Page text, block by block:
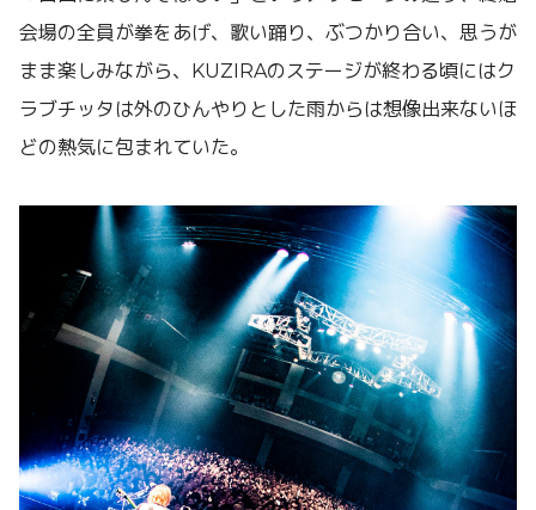
会場の全員が拳をあげ、歌い踊り、ぶつかり合い、思うが
まま楽しみながら、KUZIRAのステージが終わる頃にはク
ラブチッタは外のひんやりとした雨からは想像出来ないほ
どの熱気に包まれていた。